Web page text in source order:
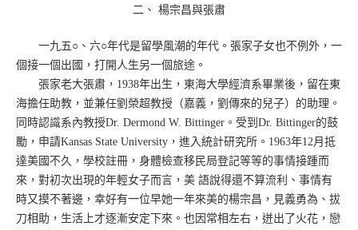
二、 楊宗昌與張肅
一九五○、六○年代是留學風潮的年代。張家子女也不例外，一
個接一個出國，打開人生另一個旅途。
張家老大張肅，1938年出生，東海大學經濟系畢業後，留在東
海擔任助教，並兼任劉榮超教授（嘉義，劉傳來的兒子）的助理。
同時認識系內教授Dr. Dermond W. Bittinger。受到Dr. Bittinger的鼓
勵，申請Kansas State University，進入統計研究所。1963年12月抵
達美國不久，學校註冊，身體檢查移民局登記等等的事情接踵而
來，對初次出現的年輕女子而言，美 語說得還不算流利、事情有
時又摸不著邊，幸好有一位早她一年來美的楊宗昌，見義勇為、拔
刀相助，生活上才逐漸安定下來。也因常相左右，迸出了火花，戀